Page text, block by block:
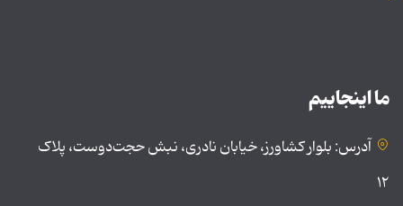
ما اینجاییم
آدرس: بلوار کشاورز، خیابان نادری، نبش حجت‌دوست، پلاک
۱۲